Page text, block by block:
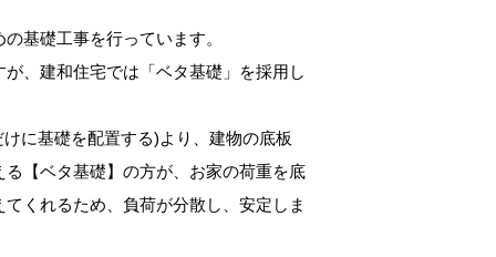
基礎工事を行っています。
、建和住宅では「ベタ基礎」を採用し
に基礎を配置する)より、建物の底板
【ベタ基礎】の方が、お家の荷重を底
くれるため、負荷が分散し、安定しま